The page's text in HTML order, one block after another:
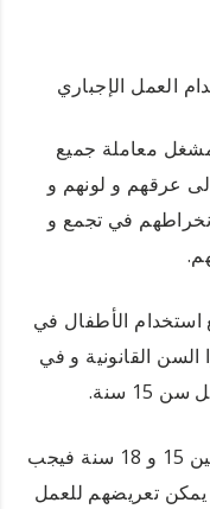
العمل الإجباري
معاملة جميع
عرقهم و لونهم و
في تجمع و
استخدام الأطفال في
السن القانونية و في
سنة.
في صورة تشغيل الأطفال المراهقين بين 15 و 18 سنة فيجب
تعريضهم للعمل